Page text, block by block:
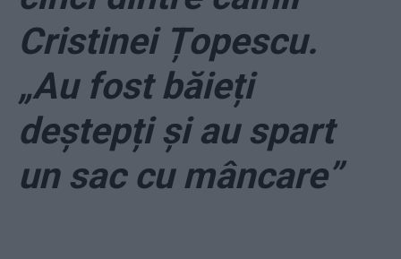
Cristinei Țopescu.
„Au fost băieți
deștepți și au spart
un sac cu mâncare”